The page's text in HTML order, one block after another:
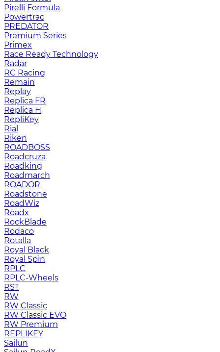
Pirelli Formula
Powertrac
PREDATOR
Premium Series
Primex
Race Ready Technology
Radar
RC Racing
Remain
Replay
Replica FR
Replica H
RepliKey
Rial
Riken
ROADBOSS
Roadcruza
Roadking
Roadmarch
ROADOR
Roadstone
RoadWiz
Roadx
RockBlade
Rodaco
Rotalla
Royal Black
Royal Spin
RPLC
RPLC-Wheels
RST
RW
RW Classic
RW Classic EVO
RW Premium
RЕPLIKEY
Sailun